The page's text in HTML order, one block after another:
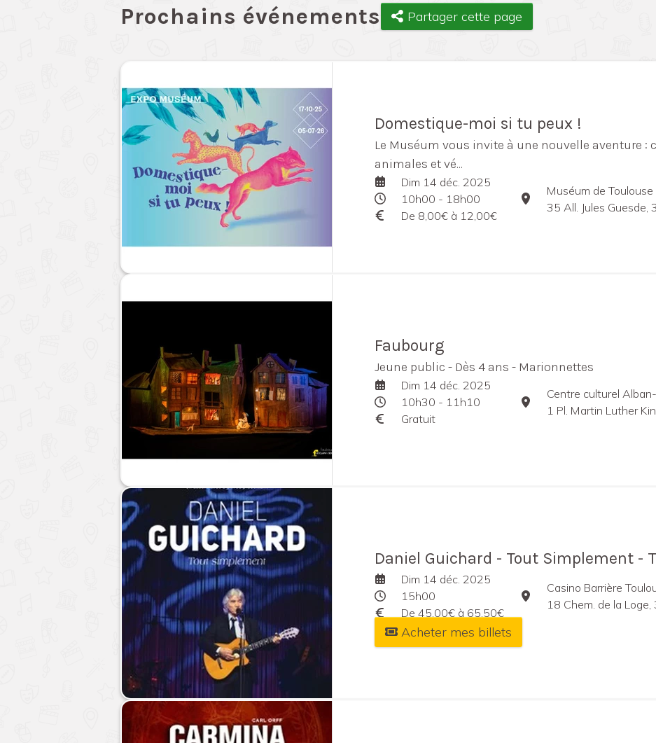
Prochains événements Partager cette page
Domestique-moi si tu peux !
Le Muséum vous invite à une nouvelle aventure :
animales et vé...
Dim 14 déc. 2025
10h00 - 18h00
De 8,00€ à 12,00€
Muséum de Toulouse
35 All. Jules Guesde,
Faubourg
Jeune public - Dès 4 ans - Marionnettes
Dim 14 déc. 2025
10h30 - 11h10
Gratuit
Centre culturel
1 Pl. Martin Luther
Daniel Guichard - Tout Simplement -
Dim 14 déc. 2025
15h00
De 45,00€ à 65,50€
Casino Barrière
18 Chem. de la
Acheter mes billets